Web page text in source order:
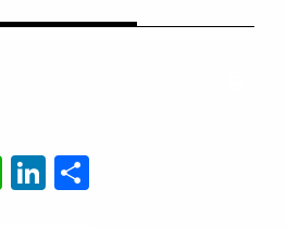
WhatsApp
LinkedIn